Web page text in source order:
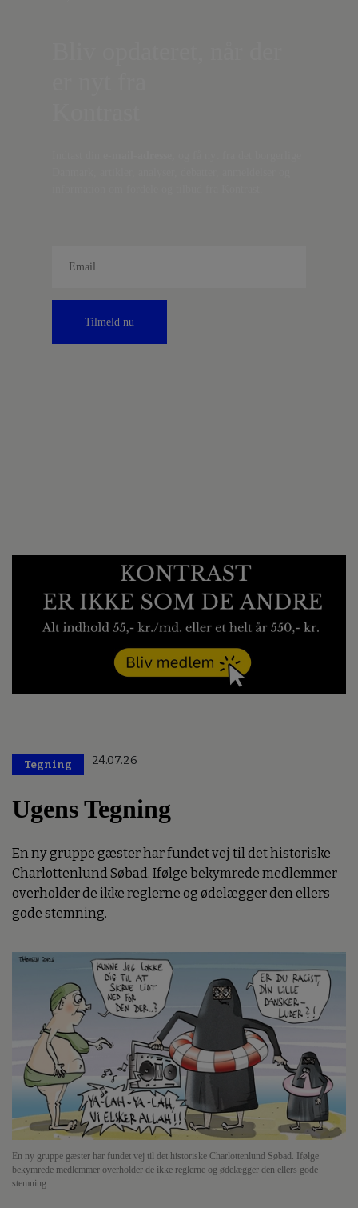
Tilmeld nu
Tegning 24.07.26
Ugens Tegning
En ny gruppe gæster har fundet vej til det historiske
Charlottenlund Søbad. Ifølge bekymrede medlemmer
overholder de ikke reglerne og ødelægger den ellers
gode stemning.
En ny gruppe gæster har fundet vej til det historiske Charlottenlund Søbad. Ifølge
bekymrede medlemmer overholder de ikke reglerne og ødelægger den ellers gode
stemning.